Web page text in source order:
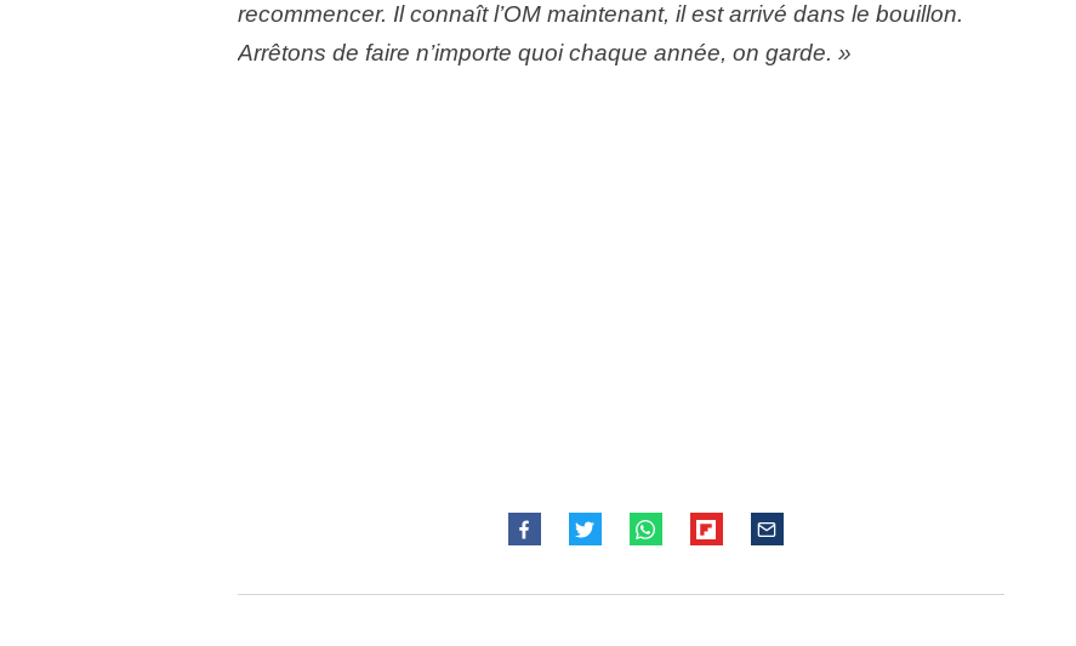
recommencer. Il connaît l’OM maintenant, il est arrivé dans le bouillon.
Arrêtons de faire n’importe quoi chaque année, on garde. »